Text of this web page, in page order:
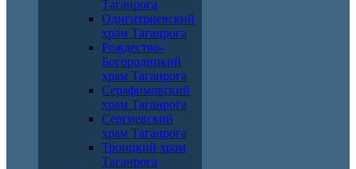
Таганрога
Одигитриевский
храм Таганрога
Рождество-
Богородицкий
храм Таганрога
Серафимовский
храм Таганрога
Сергиевский
храм Таганрога
Троицкий храм
Таганрога